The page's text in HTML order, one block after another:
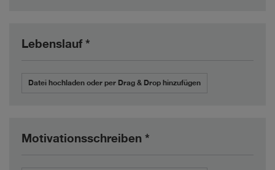
Lebenslauf *
Datei hochladen oder per Drag & Drop hinzufügen
Motivationsschreiben *